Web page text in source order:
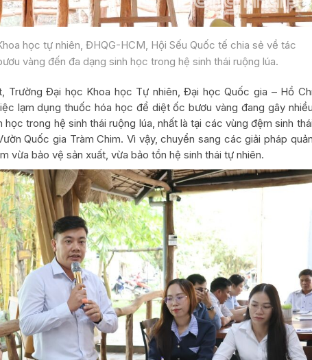
học tự nhiên, ĐHQG-HCM, Hội Sếu Quốc tế chia sẻ về tác
vàng đến đa dạng sinh học trong hệ sinh thái ruộng lúa.
Trường Đại học Khoa học Tự nhiên, Đại học Quốc gia – Hồ
lạm dụng thuốc hóa học để diệt ốc bươu vàng đang gây
trong hệ sinh thái ruộng lúa, nhất là tại các vùng đệm sinh
Quốc gia Tràm Chim. Vì vậy, chuyển sang các giải pháp
vừa bảo vệ sản xuất, vừa bảo tồn hệ sinh thái tự nhiên.